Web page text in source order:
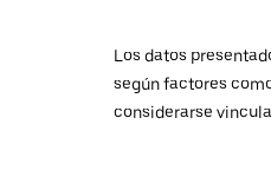
Los datos
según factores
considerarse